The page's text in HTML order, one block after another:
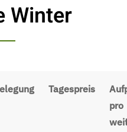
Winter
Tagespreis
pro